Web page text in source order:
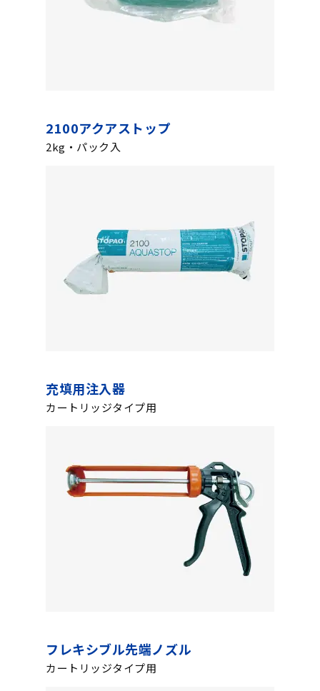
2100アクアストップ
2kg・パック入
充填用注入器
カートリッジタイプ用
フレキシブル先端ノズル
カートリッジタイプ用